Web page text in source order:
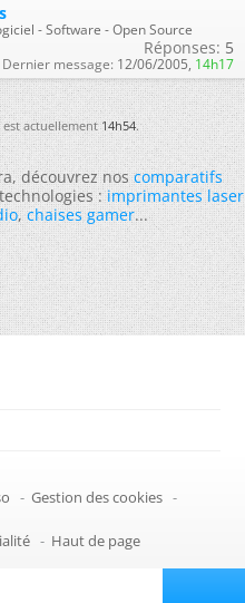
- Software - Open Source
Réponses: 5
Dernier message: 12/06/2005, 14h17
est actuellement14h54.
découvrez noscomparatifs
:imprimantes laser
,chaises gamer...
- Gestion des cookies -
- Haut de page